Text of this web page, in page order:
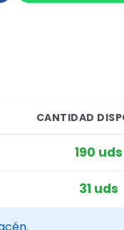
CANTIDAD
190 uds
31 uds